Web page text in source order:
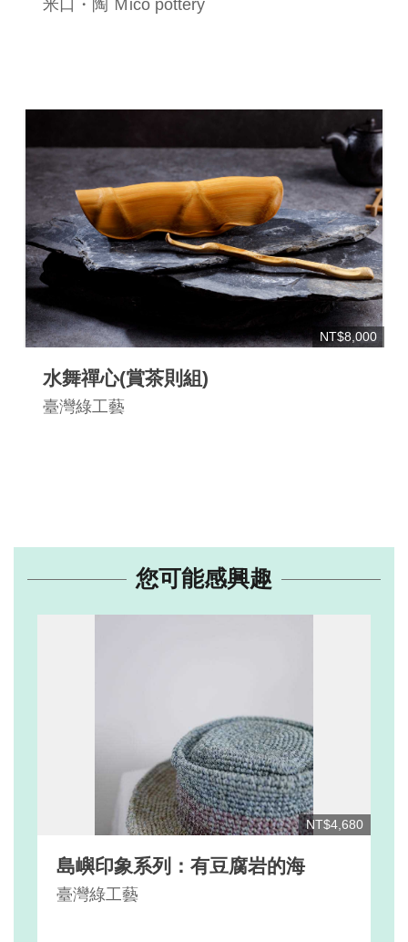
米口・陶 Ｍico pottery
NT$8,000
水舞禪心(賞茶則組)
臺灣綠工藝
您可能感興趣
NT$4,680
島嶼印象系列：有豆腐岩的海
臺灣綠工藝